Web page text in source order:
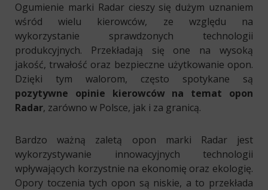
Ogumienie marki Radar cieszy się dużym uznaniem
wśród wielu kierowców, ze względu na
wykorzystanie sprawdzonych technologii
produkcyjnych. Przekładają się one na wysoką
jakość, trwałość oraz bezpieczne użytkowanie opon.
Dzięki tym walorom, często spotykane są
pozytywne opinie kierowców na temat opon
Radar, zarówno w Polsce, jak i za granicą.
Bardzo ważną zaletą opon marki Radar jest
wykorzystywanie innowacyjnych technologii
wpływających korzystnie na ekonomię oraz ekologię.
Opory toczenia tych opon są niskie, a to przekłada